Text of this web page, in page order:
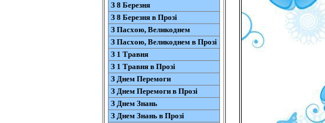
З 8 Березня
З 8 Березня в Прозі
З Пасхою, Великоднем
З Пасхою, Великоднем в Прозі
З 1 Травня
З 1 Травня в Прозі
З Днем Перемоги
З Днем Перемоги в Прозі
З Днем Знань
З Днем Знань в Прозі